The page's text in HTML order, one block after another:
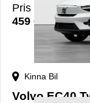
Pris
459 000 kr
Kinna Bil
Volvo EC40